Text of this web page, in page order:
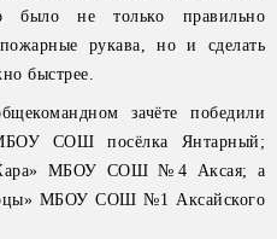
было не только правильно
рукава, но и сделать
быстрее.
зачёте победили
СОШ посёлка Янтарный;
МБОУ СОШ №4 Аксая; а
МБОУ СОШ №1 Аксайского